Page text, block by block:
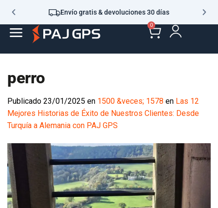
Envío gratis & devoluciones 30 días
0
perro
Publicado 23/01/2025 en 1500 &veces; 1578 en Las 12
Mejores Historias de Éxito de Nuestros Clientes: Desde
Turquía a Alemania con PAJ GPS